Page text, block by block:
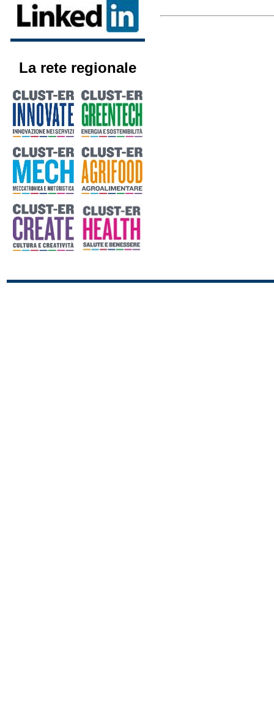
La rete regionale